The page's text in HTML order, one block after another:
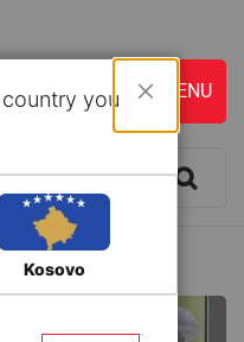
you
Mbyll
Kosovo